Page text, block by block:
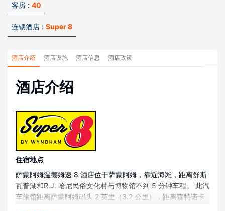
客房 : 40
连锁酒店 : Super 8
酒店介绍 酒店设施 酒店信息 酒店政策
酒店介绍
住宿地点
萨蒙阿姆温德姆速 8 酒店位于萨蒙阿姆，靠近海滩，距离舒斯
瓦普湖和R.J. 哈尼民俗文化村与博物馆不到 5 分钟车程。 此汽
车旅馆距离萨蒙阿姆码头 2 英里（3.2 公里），距离森特诺卡